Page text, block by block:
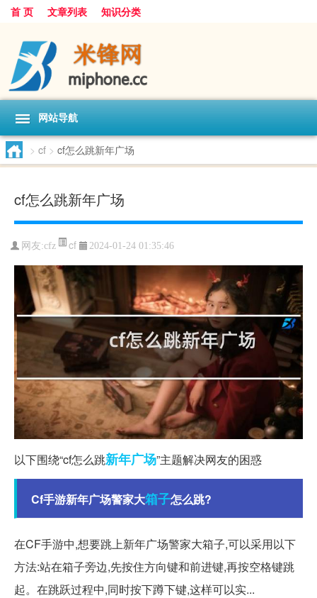
首 页 文章列表 知识分类
网站导航
> cf > cf怎么跳新年广场
cf怎么跳新年广场
网友:cfz cf 2024-01-24 01:35:46
以下围绕“cf怎么跳新年广场”主题解决网友的困惑
Cf手游新年广场警家大箱子怎么跳?
在CF手游中,想要跳上新年广场警家大箱子,可以采用以下
方法:站在箱子旁边,先按住方向键和前进键,再按空格键跳
起。在跳跃过程中,同时按下蹲下键,这样可以实...